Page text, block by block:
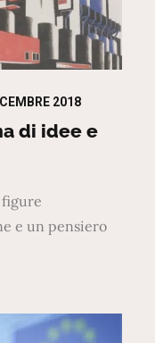
2018
di idee e
figure
e un pensiero